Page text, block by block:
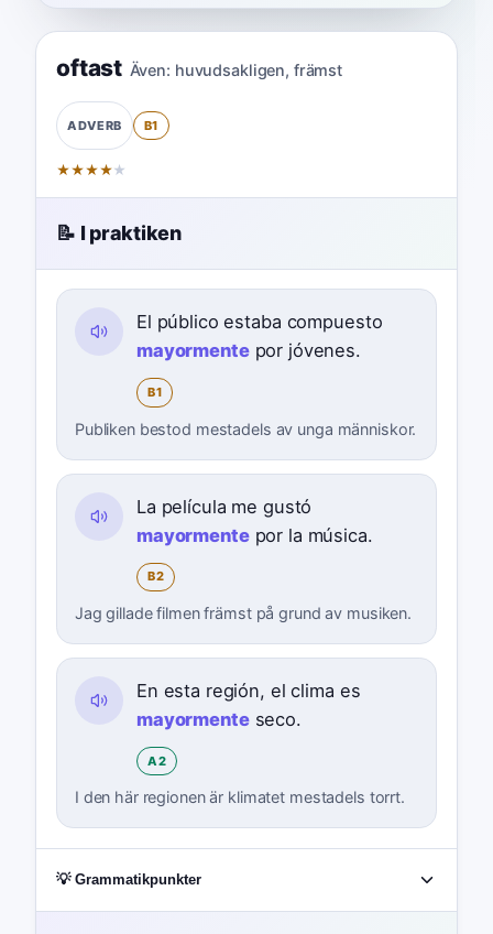
oftast Även: huvudsakligen, främst
ADVERB B1
★★★★★
📝 I praktiken
El público estaba compuesto
mayormentepor jóvenes.
B1
Publiken bestod mestadels av unga människor.
La película me gustó
mayormentepor la música.
B2
Jag gillade filmen främst på grund av musiken.
En esta región, el clima es
mayormenteseco.
A2
I den här regionen är klimatet mestadels torrt.
💡 Grammatikpunkter